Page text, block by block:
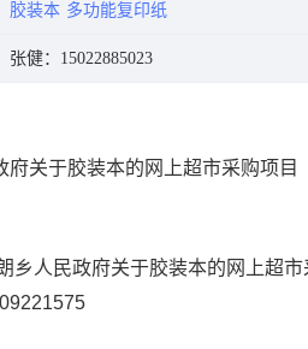
胶装本 多功能复印纸
张健：15022885023
关于胶装本的网上超市采购项目
乡人民政府关于胶装本的网上超市